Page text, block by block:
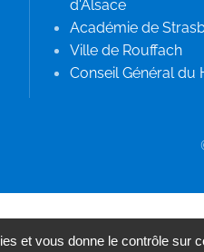
d'Alsace
Académie de
Ville de Rouffach
Conseil Général du
et vous donne le contrôle sur